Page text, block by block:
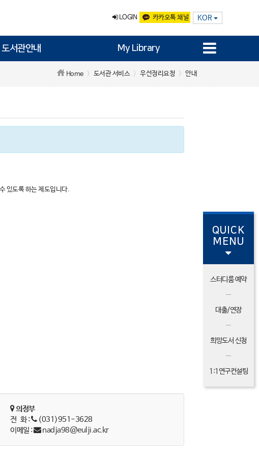
LOGIN 카카오톡 채널 KOR
도서관안내 My Library
Home 도서관 서비스 우선정리요청 안내
있도록 하는 제도입니다.
의정부
전 화 :
(031)951-3628
이메일 :
nadja98@eulji.ac.kr
QUICK
MENU
스터디룸 예약
대출/연장
희망도서 신청
1:1연구컨설팅